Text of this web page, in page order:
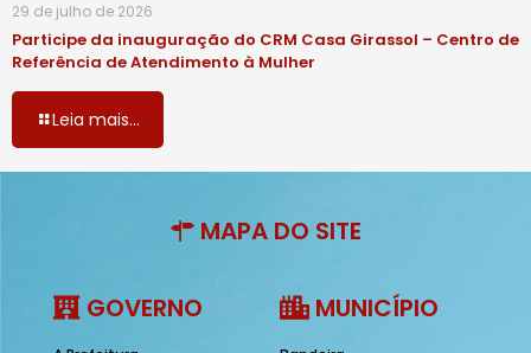
29 de julho de 2026
Participe da inauguração do CRM Casa Girassol – Centro de
Referência de Atendimento à Mulher
Leia mais...
MAPA DO SITE
GOVERNO MUNICÍPIO